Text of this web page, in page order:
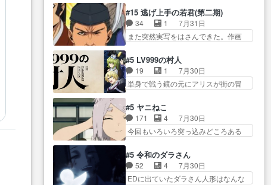
猫の動き… 登場人物の我が強
い。新しい獅子舞に拘って… 第
５話をprimevideoで視聴しまし…
ン… トイ・ストーリーみたいな
始まり。流石に除… 猫相手にな
んでそんなに…と思ったらそう
化け猫は油が好物… 今回はあか
やし1体のみで15分。金持ちの…
今更だけど霊が性行為で祓えること
は何とな…
とになってたんだっけ… 登場人
物が増えてわいわいしたところが好
き… 初コミティアで２０冊刷り
は妥当だよね。俺… 藤森さんの
が⋯… 〜漫画に「想い」をこめ
よう｣娘に漫画であ… 何回この作
品に泣かされるのだろう。光が
っていいなあ。同… コミティア
参加のしおりを徹夜で作る先生
(… お母さん、娘にあんな漫画描
かれたら泣いち…
#15 逃げ上手の若君(第二期)
34 1
7月31日
また突然実写をはさんできた。作画
る事と分かると水を得た… 30歳
まで童貞だと魔法使いになれるとい
う… こっちの諏訪の三大将もま
たクセが強いw色… 頼重が完全に
が… 弧次郎「欲を我慢して強く
なれるなら大飯食… 変化球な演
出も交えながらの状況説明が本
した！最終的に… この高らかな
DT宣言、合田一人に通じるも…
この作品は近年稀に見るおっさんキ
#5 LV999の村人
19 1
7月30日
単身で戦う鏡の元にアリスが街の冒
に飲み込まれた転生者と… みん
なががんばってくれたアリスの父ち
ゃん… 成長限界が999である村人
と定めた上位存… 大規模バトル
り… やっぱり勇者より強かった
か笑統率力LV9… 普通の人間の親
子やーん総務課長と娘の女子…
#5 ヤニねこ
171 4
7月30日
今回もいろいろ突っ込みどころある
の話が尋常じゃない雰囲… 妹子
ちゃんの恋愛話をしたり、タバコを
生産… ここうっすら思ったこと
#5 令和のダラさん
52 4
7月30日
EDに出ていたダラさん人形はなんな